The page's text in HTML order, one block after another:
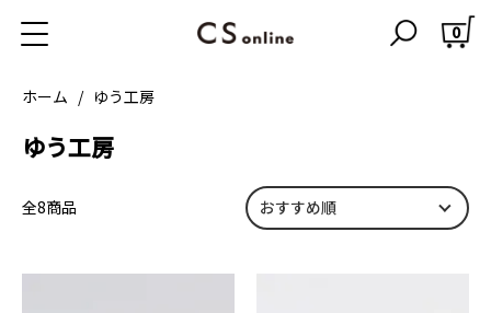
0
ホーム ゆう工房
ゆう工房
全8商品